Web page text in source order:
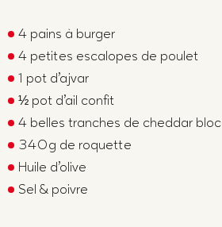
4 pains à burger
4 petites escalopes de poulet
1 pot d’ajvar
½ pot d’ail confit
4 belles tranches de cheddar bloc
340g de roquette
Huile d’olive
Sel & poivre